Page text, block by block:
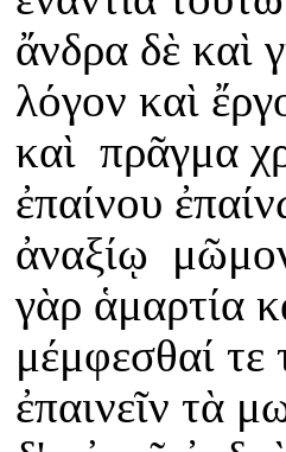
ἄνδρα δὲ καὶ
λόγον καὶ
καὶ πρᾶγμα
ἐπαίνου
ἀναξίῳ μῶμον
γὰρ ἁμαρτία
μέμφεσθαί τε
ἐπαινεῖν τὰ